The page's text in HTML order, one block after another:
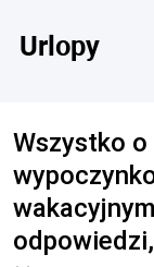
Urlopy
Wszystko